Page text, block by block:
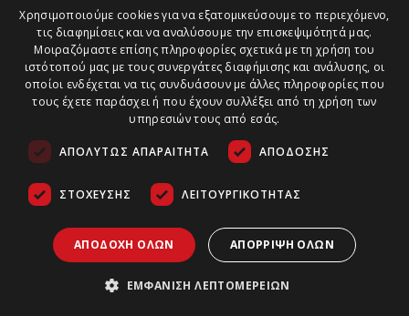
Χρησιμοποιούμε cookies για να εξατομικεύσουμε το περιεχόμενο,
τις διαφημίσεις και να αναλύσουμε την επισκεψιμότητά μας.
Μοιραζόμαστε επίσης πληροφορίες σχετικά με τη χρήση του
ιστότοπού μας με τους συνεργάτες διαφήμισης και ανάλυσης, οι
οποίοι ενδέχεται να τις συνδυάσουν με άλλες πληροφορίες που
τους έχετε παράσχει ή που έχουν συλλέξει από τη χρήση των
υπηρεσιών τους από εσάς.
ΑΠΟΛΎΤΩΣ ΑΠΑΡΑΊΤΗΤΑ ΑΠΌΔΟΣΗΣ
ΣΤΌΧΕΥΣΗΣ ΛΕΙΤΟΥΡΓΙΚΌΤΗΤΑΣ
ΑΠΟΔΟΧΉ ΌΛΩΝ ΑΠΌΡΡΙΨΗ ΌΛΩΝ
ΕΜΦΆΝΙΣΗ ΛΕΠΤΟΜΕΡΕΙΏΝ